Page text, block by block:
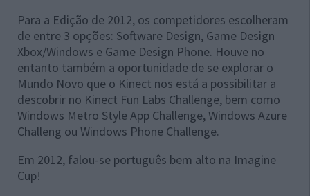
Para a Edição de 2012, os competidores escolheram
de entre 3 opções: Software Design, Game Design
Xbox/Windows e Game Design Phone. Houve no
entanto também a oportunidade de se explorar o
Mundo Novo que o Kinect nos está a possibilitar a
descobrir no Kinect Fun Labs Challenge, bem como
Windows Metro Style App Challenge, Windows Azure
Challeng ou Windows Phone Challenge.
Em 2012, falou-se português bem alto na Imagine
Cup!